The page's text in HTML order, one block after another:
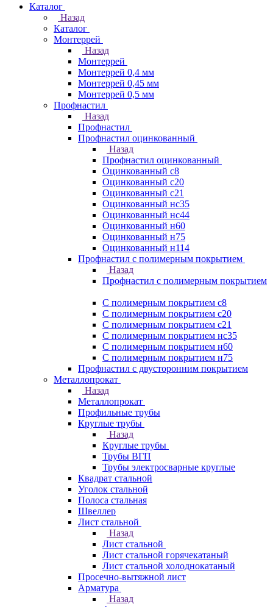
Каталог
Назад
Каталог
Монтеррей
Назад
Монтеррей
Монтеррей 0,4 мм
Монтеррей 0,45 мм
Монтеррей 0,5 мм
Профнастил
Назад
Профнастил
Профнастил оцинкованный
Назад
Профнастил оцинкованный
Оцинкованный с8
Оцинкованный с20
Оцинкованный с21
Оцинкованный нс35
Оцинкованный нс44
Оцинкованный н60
Оцинкованный н75
Оцинкованный н114
Профнастил с полимерным покрытием
Назад
Профнастил с полимерным покрытием
С полимерным покрытием с8
С полимерным покрытием с20
С полимерным покрытием с21
С полимерным покрытием нс35
С полимерным покрытием н60
С полимерным покрытием н75
Профнастил с двусторонним покрытием
Металлопрокат
Назад
Металлопрокат
Профильные трубы
Круглые трубы
Назад
Круглые трубы
Трубы ВГП
Трубы электросварные круглые
Квадрат стальной
Уголок стальной
Полоса стальная
Швеллер
Лист стальной
Назад
Лист стальной
Лист стальной горячекатаный
Лист стальной холоднокатаный
Просечно-вытяжной лист
Арматура
Назад